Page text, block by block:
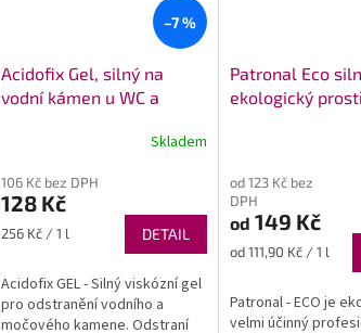
–7 %
Acidofix Gel, silný na
vodní kámen u WC a
produktu
je
4,8
hvězdiček.
Skladem
106 Kč bez DPH
128 Kč
Měrná
256 Kč / 1 l DETAIL
Acidofix GEL - Silný viskózní gel
pro odstranění vodního a
močového kamene. Odstraní
Patronal Eco
ekologický
produktu
je
4,9
z
od 123 Kč bez
DPH
od 149 Kč
Měrná
od 111,90 Kč / 1 l
Patronal - ECO je
velmi účinný